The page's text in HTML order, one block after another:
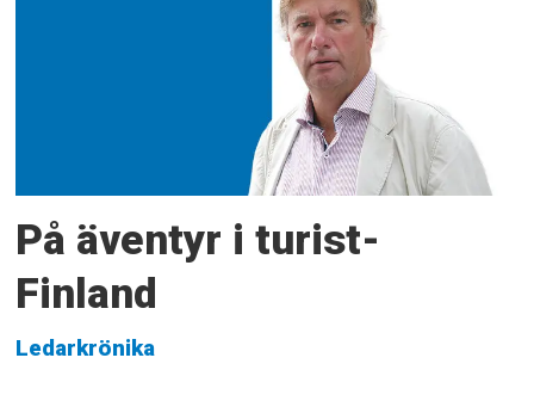
På äventyr i turist-
Finland
Ledarkrönika